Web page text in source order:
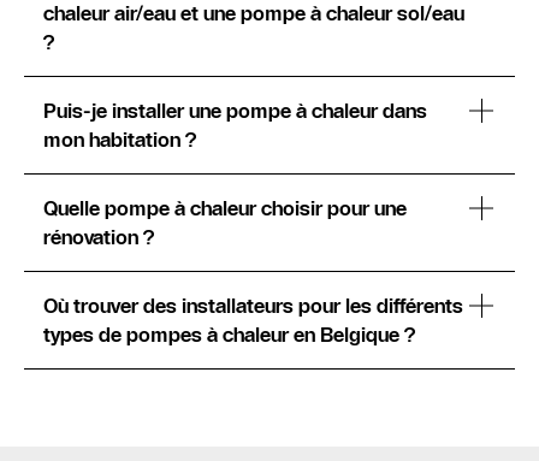
chaleur air/eau et une pompe à chaleur sol/eau
?
Puis-je installer une pompe à chaleur dans
mon habitation ?
Quelle pompe à chaleur choisir pour une
rénovation ?
Où trouver des installateurs pour les différents
types de pompes à chaleur en Belgique ?